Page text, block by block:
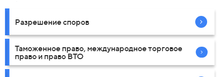
Разрешение споров
Таможенное право, международное торговое
право и право ВТО